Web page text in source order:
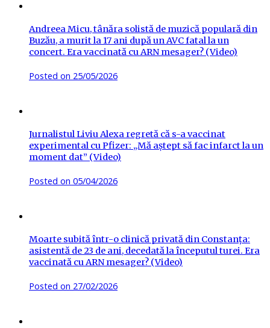
Andreea Micu, tânăra solistă de muzică populară din
Buzău, a murit la 17 ani după un AVC fatal la un
concert. Era vaccinată cu ARN mesager? (Video)
Posted on 25/05/2026
Jurnalistul Liviu Alexa regretă că s-a vaccinat
experimental cu Pfizer: „Mă aștept să fac infarct la un
moment dat” (Video)
Posted on 05/04/2026
Moarte subită într-o clinică privată din Constanța:
asistentă de 23 de ani, decedată la începutul turei. Era
vaccinată cu ARN mesager? (Video)
Posted on 27/02/2026